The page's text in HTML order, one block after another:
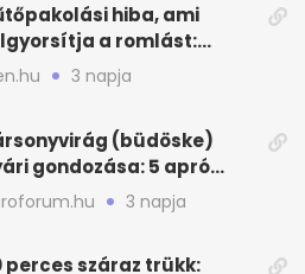
hiba, ami
a romlást:
figyelj
3 napja
(büdöske)
gondozása: 5 apró
a dús virágzásért
3 napja
perces száraz trükk: